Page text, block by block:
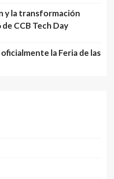
y la transformación
CCB Tech Day
la Feria de las